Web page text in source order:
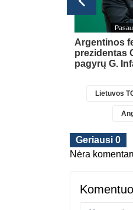
Argentinos
prezidentas
pagyrų G.
Lietuvos
Geriausi 0
Nėra